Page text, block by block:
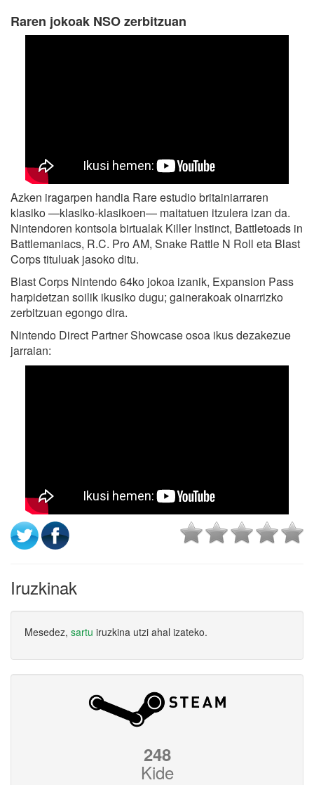
Raren jokoak NSO zerbitzuan
Azken iragarpen handia Rare estudio britainiarraren
klasiko —klasiko-klasikoen— maitatuen itzulera izan da.
Nintendoren kontsola birtualak Killer Instinct, Battletoads in
Battlemaniacs, R.C. Pro AM, Snake Rattle N Roll eta Blast
Corps tituluak jasoko ditu.
Blast Corps Nintendo 64ko jokoa izanik, Expansion Pass
harpidetzan soilik ikusiko dugu; gainerakoak oinarrizko
zerbitzuan egongo dira.
Nintendo Direct Partner Showcase osoa ikus dezakezue
jarraian:
Iruzkinak
Mesedez, sartu iruzkina utzi ahal izateko.
248
Kide